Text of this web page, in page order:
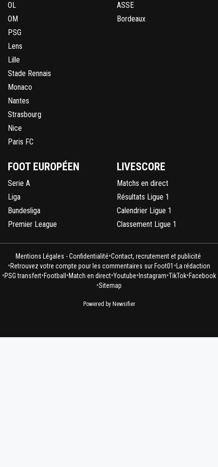
OL
OM
PSG
Lens
Lille
Stade Rennais
Monaco
Nantes
Strasbourg
Nice
Paris FC
ASSE
Bordeaux
FOOT EUROPÉEN
Serie A
Liga
Bundesliga
Premier League
LIVESCORE
Matchs en direct
Résultats Ligue 1
Calendrier Ligue 1
Classement Ligue 1
Mentions Légales - Confidentialité•Contact, recrutement et publicité
•Retrouvez votre compte pour les commentaires sur Foot01 • La rédaction
•PSG transfert•Football •Match en direct•Youtube• Instagram•TikTok•Facebook
•Sitemap
Powered by Newsifier